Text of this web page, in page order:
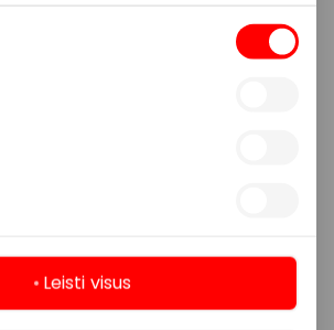
Leisti visus
Jei per 30 dienų nuo įsigijimo
akinius už mažesnę kainą kitose
mes įsipareigojame grąžinti kainų
prireikus pakeisime
varžtelius, kruopščiai
akinių garantija – tai 100 % laimingų
Daugiau